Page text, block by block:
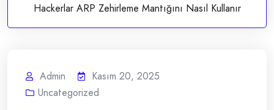
Hackerlar ARP Zehirleme Mantığını Nasıl Kullanır
Admin
Kasım 20, 2025
Uncategorized